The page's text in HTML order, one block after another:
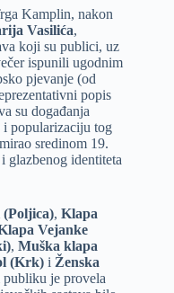
Kamplin, nakon
Vasilića,
koji su publici, uz
ispunili ugodnim
pjevanje (od
popis
su događanja
i popularizaciju tog
sredinom 19.
glazbenog identiteta
, Klapa
Vejanke
, Muška klapa
(Krk) i Ženska
publiku je provela